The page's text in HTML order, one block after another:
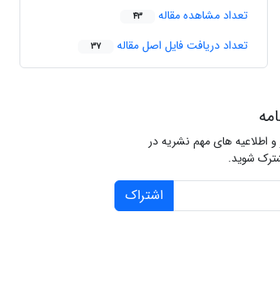
تعداد مشاهده مقاله 43
تعداد دریافت فایل اصل مقاله 37
و اطلاعیه های مهم نشریه در
شوید.
اشتراک